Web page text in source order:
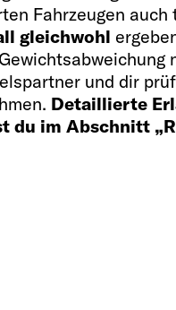
Fahrzeugen
gleichwohl
und dir
Detaillierte
du im Abschnitt
x 143 OPT